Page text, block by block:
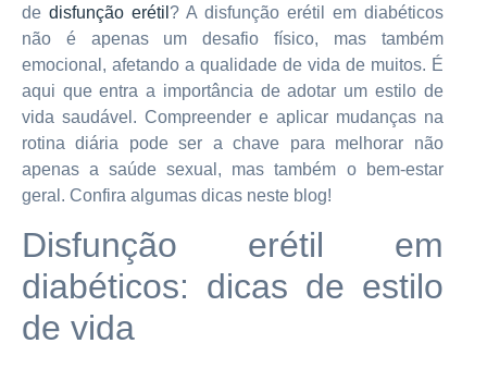
de disfunção erétil ? A disfunção erétil em diabéticos
não é apenas um desafio físico, mas também
emocional, afetando a qualidade de vida de muitos. É
aqui que entra a importância de adotar um estilo de
vida saudável. Compreender e aplicar mudanças na
rotina diária pode ser a chave para melhorar não
apenas a saúde sexual, mas também o bem-estar
geral. Confira algumas dicas neste blog!
Disfunção erétil em
diabéticos: dicas de estilo
de vida